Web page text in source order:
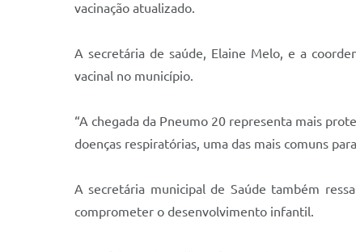
vacinação atualizado.
A secretária de saúde, Elaine Melo, e a
vacinal no município.
“A chegada da Pneumo 20 representa mais
doenças respiratórias, uma das mais comuns
A secretária municipal de Saúde também
comprometer o desenvolvimento infantil.